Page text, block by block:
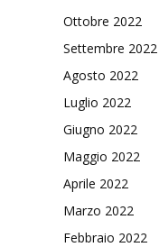
Ottobre 2022
Settembre 2022
Agosto 2022
Luglio 2022
Giugno 2022
Maggio 2022
Aprile 2022
Marzo 2022
Febbraio 2022